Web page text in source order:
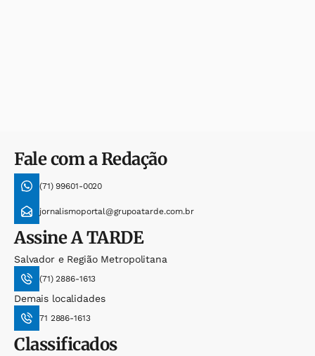
Fale com a Redação
(71) 99601-0020
jornalismoportal@grupoatarde.com.br
AssineA TARDE
Salvador e Região Metropolitana
(71) 2886-1613
Demais localidades
71 2886-1613
Classificados